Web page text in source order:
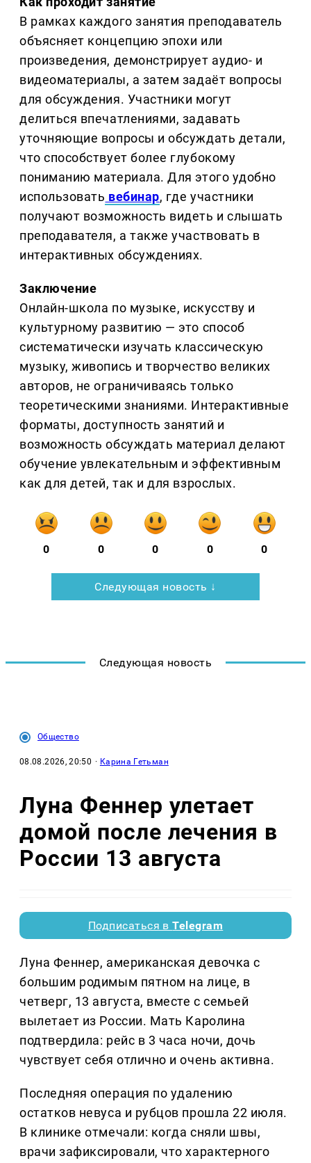
В рамках каждого занятия преподаватель
объясняет концепцию эпохи или
произведения, демонстрирует аудио- и
видеоматериалы, а затем задаёт вопросы
для обсуждения. Участники могут
делиться впечатлениями, задавать
уточняющие вопросы и обсуждать детали,
что способствует более глубокому
пониманию материала. Для этого удобно
использовать вебинар, где участники
получают возможность видеть и слышать
преподавателя, а также участвовать в
интерактивных обсуждениях.
Заключение
Онлайн-школа по музыке, искусству и
культурному развитию — это способ
систематически изучать классическую
музыку, живопись и творчество великих
авторов, не ограничиваясь только
теоретическими знаниями. Интерактивные
форматы, доступность занятий и
возможность обсуждать материал делают
обучение увлекательным и эффективным
как для детей, так и для взрослых.
0 0 0 0 0
Следующая новость ↓
Следующая новость
Общество
08.08.2026, 20:50 · Карина Гетьман
Луна Феннер улетает
домой после лечения в
России 13 августа
Подписаться вTelegram
Луна Феннер, американская девочка с
большим родимым пятном на лице, в
четверг, 13 августа, вместе с семьей
вылетает из России. Мать Каролина
подтвердила: рейс в 3 часа ночи, дочь
чувствует себя отлично и очень активна.
Последняя операция по удалению
остатков невуса и рубцов прошла 22 июля.
В клинике отмечали: когда сняли швы,
врачи зафиксировали, что характерного